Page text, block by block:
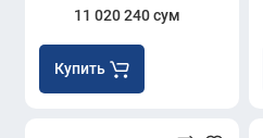
11 020 240 сум
Купить